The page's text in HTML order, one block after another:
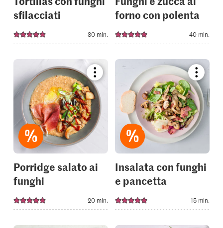
sfilacciati
30 min.
forno con polenta
40 min.
Bookmark
recipe
or
add
to
your
collections.
Porridge salato ai
funghi
20 min.
recipe
or
add
it
to
your
Insalata con funghi
e pancetta
15 min.